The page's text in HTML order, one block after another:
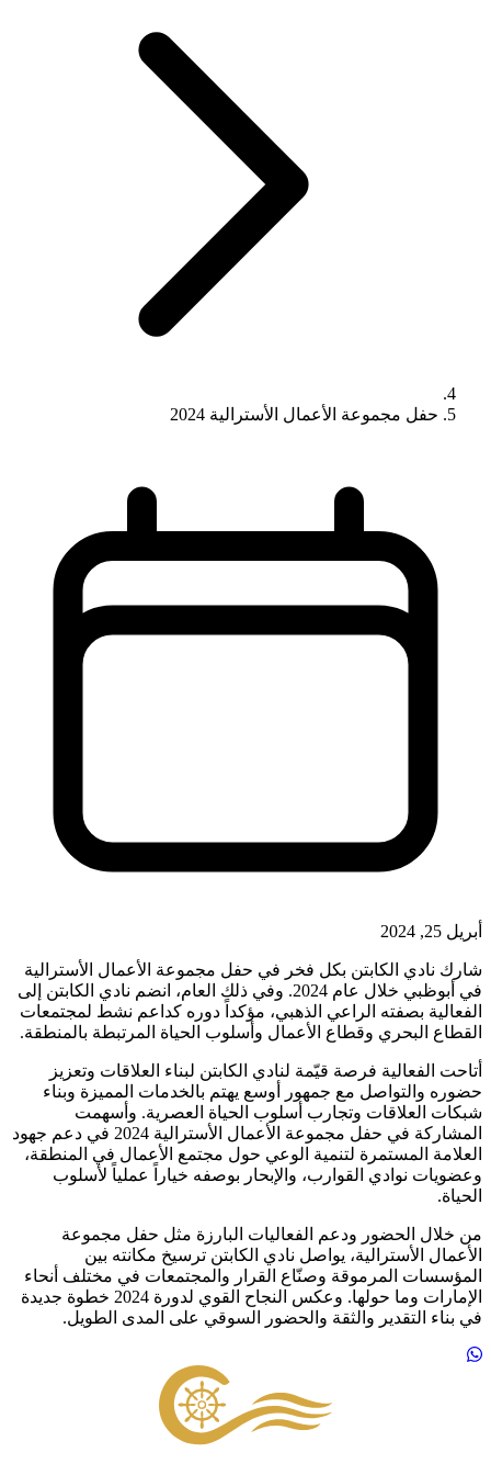
حفل مجموعة الأعمال الأسترالية 2024
أبريل 25, 2024
شارك نادي الكابتن بكل فخر في حفل مجموعة الأعمال الأسترالية
في أبوظبي خلال عام 2024. وفي ذلك العام، انضم نادي الكابتن إلى
الفعالية بصفته الراعي الذهبي، مؤكداً دوره كداعم نشط لمجتمعات
القطاع البحري وقطاع الأعمال وأسلوب الحياة المرتبطة بالمنطقة.
أتاحت الفعالية فرصة قيّمة لنادي الكابتن لبناء العلاقات وتعزيز
حضوره والتواصل مع جمهور أوسع يهتم بالخدمات المميزة وبناء
شبكات العلاقات وتجارب أسلوب الحياة العصرية. وأسهمت
المشاركة في حفل مجموعة الأعمال الأسترالية 2024 في دعم جهود
العلامة المستمرة لتنمية الوعي حول مجتمع الأعمال في المنطقة،
وعضويات نوادي القوارب، والإبحار بوصفه خياراً عملياً لأسلوب
الحياة.
من خلال الحضور ودعم الفعاليات البارزة مثل حفل مجموعة
الأعمال الأسترالية، يواصل نادي الكابتن ترسيخ مكانته بين
المؤسسات المرموقة وصنّاع القرار والمجتمعات في مختلف أنحاء
الإمارات وما حولها. وعكس النجاح القوي لدورة 2024 خطوة جديدة
في بناء التقدير والثقة والحضور السوقي على المدى الطويل.